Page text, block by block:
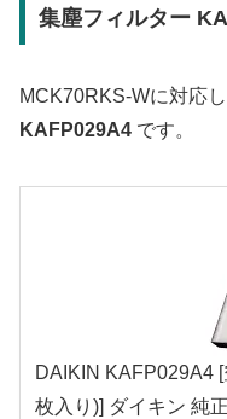
集塵フィルター
MCK70RKS-Wに対応
KAFP029A4 です。
DAIKIN KAFP029A4
枚入り)] ダイキン 純